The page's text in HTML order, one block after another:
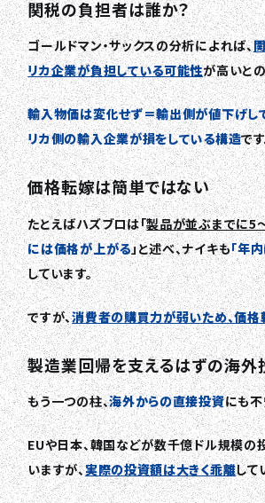
関税の負担者は誰か？
ゴールドマン・サックスの分析によれば、
リカ企業が負担している可能性が高いとの
輸入物価は変化せず＝輸出側が値下げし
リカ側の輸入企業が損をしている構造です
価格転嫁は簡単ではない
たとえばハズブロは「製品が並ぶまでに5
には価格が上がる」と述べ、ナイキも「年
しています。
ですが、消費者の購買力が弱いため、価
製造業回帰を支えるはずの海
もう一つの柱、海外からの直接投資にも不
EUや日本、韓国などが数千億ドル規模の
いますが、実際の投資額は大きく乖離して